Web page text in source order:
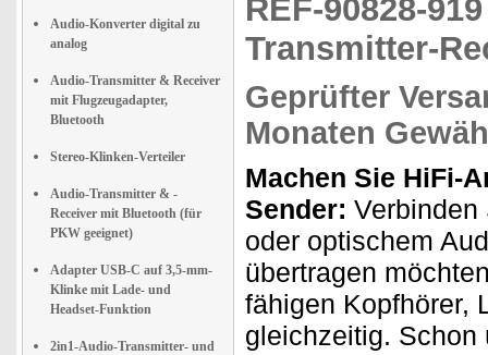
Audio-Konverter digital zu
analog
Audio-Transmitter & Receiver
mit Flugzeugadapter,
Bluetooth
Stereo-Klinken-Verteiler
Audio-Transmitter & -
Receiver mit Bluetooth (für
PKW geeignet)
Adapter USB-C auf 3,5-mm-
Klinke mit Lade- und
Headset-Funktion
2in1-Audio-Transmitter- und
REF-90828-
Transmitter-
Geprüfter
Monaten
Machen Sie HiFi-
Sender: Verbinden
oder optischem
übertragen
fähigen Kopfhörer,
gleichzeitig. Schon